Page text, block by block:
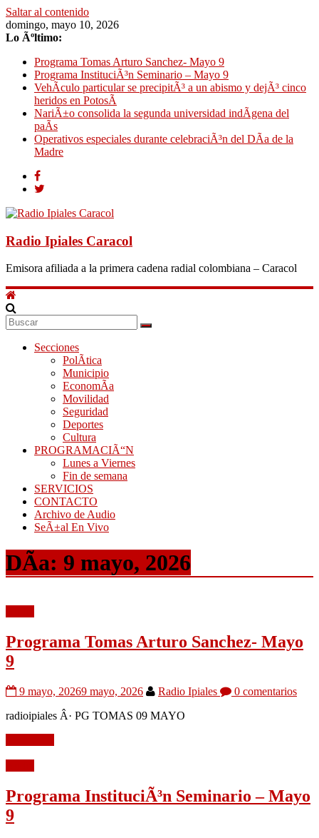
Saltar al contenido
domingo, mayo 10, 2026
Lo Ãºltimo:
Programa Tomas Arturo Sanchez- Mayo 9
Programa InstituciÃ³n Seminario – Mayo 9
VehÃ­culo particular se precipitÃ³ a un abismo y dejÃ³ cinco
heridos en PotosÃ­
NariÃ±o consolida la segunda universidad indÃ­gena del
paÃ­s
Operativos especiales durante celebraciÃ³n del DÃ­a de la
Madre
Radio Ipiales Caracol
Emisora afiliada a la primera cadena radial colombiana – Caracol
Secciones
PolÃ­tica
Municipio
EconomÃ­a
Movilidad
Seguridad
Deportes
Cultura
PROGRAMACIÃ“N
Lunes a Viernes
Fin de semana
SERVICIOS
CONTACTO
Archivo de Audio
SeÃ±al En Vivo
DÃ­a: 9 mayo, 2026
Programa Tomas Arturo Sanchez- Mayo
9
9 mayo, 20269 mayo, 2026 Radio Ipiales
0 comentarios
radioipiales Â· PG TOMAS 09 MAYO
Programa InstituciÃ³n Seminario – Mayo
9